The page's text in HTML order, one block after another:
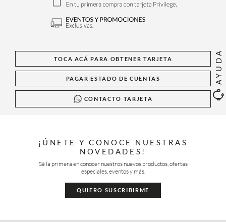
AYUDA
TOCA ACÁ PARA OBTENER TARJETA
PAGAR ESTADO DE CUENTAS
CONTACTO TARJETA
¡ÚNETE Y CONOCE NUESTRAS
NOVEDADES!
Sé la primera en conocer nuestros nuevos productos, ofertas
especiales, eventos y más.
QUIERO SUSCRIBIRME